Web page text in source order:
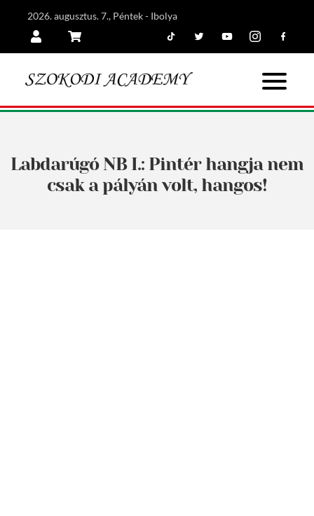
2026. augusztus. 7., Péntek - Ibolya
Labdarúgó NB I.: Pintér hangja nem
csak a pályán volt, hangos!